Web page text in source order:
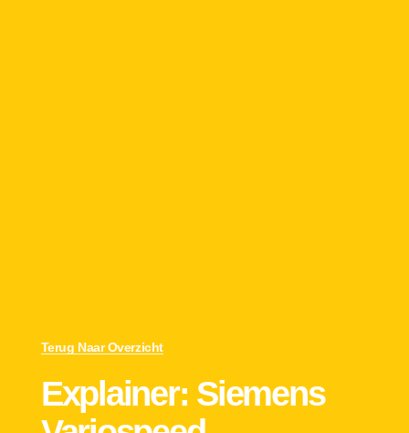
Terug Naar Overzicht
Explainer: Siemens